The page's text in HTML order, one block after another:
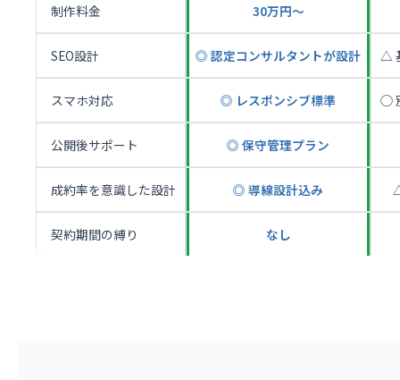
制作料金 30万円〜
SEO設計 ◎ 認定コンサルタントが設計 △
スマホ対応 ◎ レスポンシブ標準 ◯
公開後サポート ◎ 保守管理プラン
成約率を意識した設計 ◎ 導線設計込み
契約期間の縛り なし